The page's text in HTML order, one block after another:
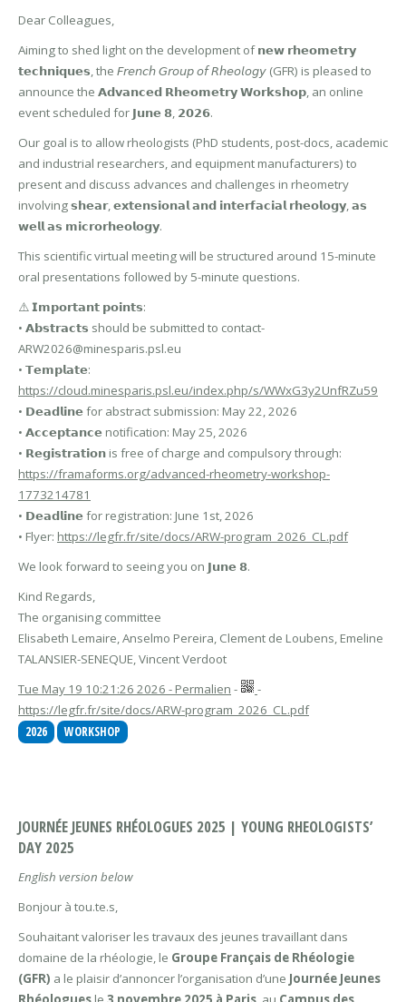
Dear Colleagues,
Aiming to shed light on the development of 𝗻𝗲𝘄 𝗿𝗵𝗲𝗼𝗺𝗲𝘁𝗿𝘆
𝘁𝗲𝗰𝗵𝗻𝗶𝗾𝘂𝗲𝘀, the 𝘍𝘳𝘦𝘯𝘤𝘩 𝘎𝘳𝘰𝘶𝘱 𝘰𝘧 𝘙𝘩𝘦𝘰𝘭𝘰𝘨𝘺 (GFR) is pleased to
announce the 𝗔𝗱𝘃𝗮𝗻𝗰𝗲𝗱 𝗥𝗵𝗲𝗼𝗺𝗲𝘁𝗿𝘆 𝗪𝗼𝗿𝗸𝘀𝗵𝗼𝗽, an online
event scheduled for 𝗝𝘂𝗻𝗲 𝟴, 𝟮𝟬𝟮𝟲.
Our goal is to allow rheologists (PhD students, post-docs, academic
and industrial researchers, and equipment manufacturers) to
present and discuss advances and challenges in rheometry
involving 𝘀𝗵𝗲𝗮𝗿, 𝗲𝘅𝘁𝗲𝗻𝘀𝗶𝗼𝗻𝗮𝗹 𝗮𝗻𝗱 𝗶𝗻𝘁𝗲𝗿𝗳𝗮𝗰𝗶𝗮𝗹 𝗿𝗵𝗲𝗼𝗹𝗼𝗴𝘆, 𝗮𝘀
𝘄𝗲𝗹𝗹 𝗮𝘀 𝗺𝗶𝗰𝗿𝗼𝗿𝗵𝗲𝗼𝗹𝗼𝗴𝘆.
This scientific virtual meeting will be structured around 15-minute
oral presentations followed by 5-minute questions.
⚠️ 𝗜𝗺𝗽𝗼𝗿𝘁𝗮𝗻𝘁 𝗽𝗼𝗶𝗻𝘁𝘀:
• 𝗔𝗯𝘀𝘁𝗿𝗮𝗰𝘁𝘀 should be submitted to contact-
ARW2026@minesparis.psl.eu
• 𝗧𝗲𝗺𝗽𝗹𝗮𝘁𝗲:
https://cloud.minesparis.psl.eu/index.php/s/WWxG3y2UnfRZu59
• 𝗗𝗲𝗮𝗱𝗹𝗶𝗻𝗲 for abstract submission: May 22, 2026
• 𝗔𝗰𝗰𝗲𝗽𝘁𝗮𝗻𝗰𝗲 notification: May 25, 2026
• 𝗥𝗲𝗴𝗶𝘀𝘁𝗿𝗮𝘁𝗶𝗼𝗻 is free of charge and compulsory through:
https://framaforms.org/advanced-rheometry-workshop-
1773214781
• 𝗗𝗲𝗮𝗱𝗹𝗶𝗻𝗲 for registration: June 1st, 2026
• Flyer: https://legfr.fr/site/docs/ARW-program_2026_CL.pdf
We look forward to seeing you on 𝗝𝘂𝗻𝗲 𝟴.
Kind Regards,
The organising committee
Elisabeth Lemaire, Anselmo Pereira, Clement de Loubens, Emeline
TALANSIER-SENEQUE, Vincent Verdoot
Tue May 19 10:21:26 2026 - Permalien -
-
https://legfr.fr/site/docs/ARW-program_2026_CL.pdf
2026
WORKSHOP
JOURNÉE JEUNES RHÉOLOGUES 2025 | YOUNG RHEOLOGISTS’
DAY 2025
English version below
Bonjour à tou.te.s,
Souhaitant valoriser les travaux des jeunes travaillant dans
domaine de la rhéologie, le Groupe Français de Rhéologie
(GFR) a le plaisir d’annoncer l’organisation d’une Journée Jeunes